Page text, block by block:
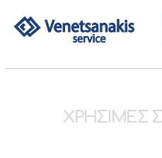
ΧΡΗΣΙΜΕΣ